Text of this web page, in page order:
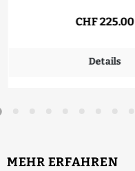
CHF 225.00
Details
MEHR ERFAHREN